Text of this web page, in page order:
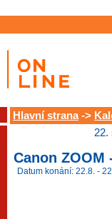
Hlavní strana->
22.
Canon ZOOM
Datum konání: 22.8. -